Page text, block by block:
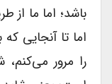
باشد؛ اما ما از
اما تا آنجایی
را مرور